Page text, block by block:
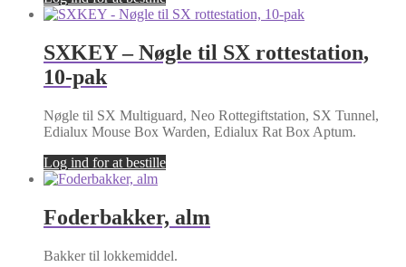
SXKEY – Nøgle til SX rottestation,
10-pak
Nøgle til SX Multiguard, Neo Rottegiftstation, SX Tunnel,
Edialux Mouse Box Warden, Edialux Rat Box Aptum.
Log ind for at bestille
Foderbakker, alm
Bakker til lokkemiddel.